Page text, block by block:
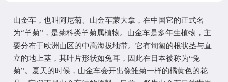
山金车，也叫阿尼菊、山金车蒙大拿，在中国它的正式名
为“羊菊” ，是菊科类羊菊属植物。山金车是多年生植物，主
要分布于欧洲山区的中高海拔地带。它有匍匐的根状茎与直
立的地上茎，其叶片形状如兔耳，因此在日本被称为“兔
菊”。夏天的时候，山金车会开出像雏菊一样的橘黄色的花